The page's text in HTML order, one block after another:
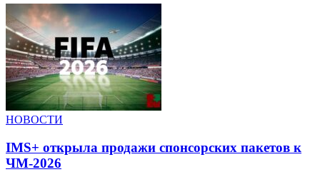
НОВОСТИ
IMS+ открыла продажи спонсорских пакетов к
ЧМ-2026